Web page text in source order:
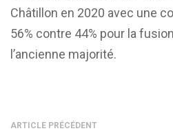
Châtillon en 2020 avec une
56% contre 44% pour la
l’ancienne majorité.
ARTICLE PRÉCÉDENT